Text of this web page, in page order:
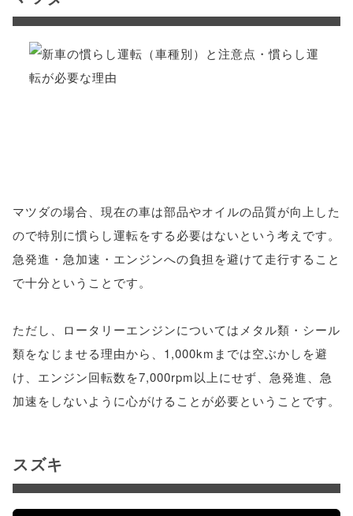
マツダの場合、現在の車は部品やオイルの品質が向上した
ので特別に慣らし運転をする必要はないという考えです。
急発進・急加速・エンジンへの負担を避けて走行すること
で十分ということです。
ただし、ロータリーエンジンについてはメタル類・シール
類をなじませる理由から、1,000kmまでは空ぶかしを避
け、エンジン回転数を7,000rpm以上にせず、急発進、急
加速をしないように心がけることが必要ということです。
スズキ